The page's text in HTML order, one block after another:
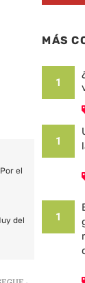
el
del
MÁS
1
1
1